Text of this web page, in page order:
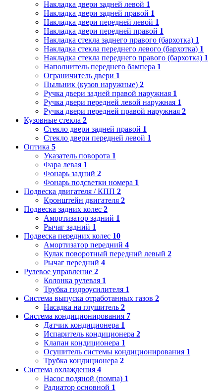
Накладка двери задней левой 1
Накладка двери задней правой 1
Накладка двери передней левой 1
Накладка двери передней правой 1
Накладка стекла заднего правого (бархотка) 1
Накладка стекла переднего левого (бархотка) 1
Накладка стекла переднего правого (бархотка) 1
Наполнитель переднего бампера 1
Ограничитель двери 1
Пыльник (кузов наружные) 2
Ручка двери задней правой наружная 1
Ручка двери передней левой наружная 1
Ручка двери передней правой наружная 2
Кузовные стекла 2
Стекло двери задней правой 1
Стекло двери передней левой 1
Оптика 5
Указатель поворота 1
Фара левая 1
Фонарь задний 2
Фонарь подсветки номера 1
Подвеска двигателя / КПП 2
Кронштейн двигателя 2
Подвеска задних колес 2
Амортизатор задний 1
Рычаг задний 1
Подвеска передних колес 10
Амортизатор передний 4
Кулак поворотный передний левый 2
Рычаг передний 4
Рулевое управление 2
Колонка рулевая 1
Трубка гидроусилителя 1
Система выпуска отработанных газов 2
Насадка на глушитель 2
Система кондиционирования 7
Датчик кондиционера 1
Испаритель кондиционера 2
Клапан кондиционера 1
Осушитель системы кондиционирования 1
Трубка кондиционера 2
Система охлаждения 4
Насос водяной (помпа) 1
Радиатор основной 1